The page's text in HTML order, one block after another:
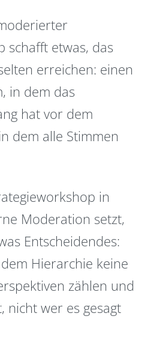
schafft etwas, das
erreichen: einen
in dem das
hat vor dem
dem alle Stimmen
in
Moderation setzt,
Entscheidendes:
Hierarchie keine
zählen und
nicht wer es gesagt